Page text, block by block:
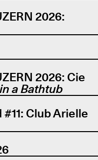
2026:
2026: Cie
a Bathtub
Club Arielle